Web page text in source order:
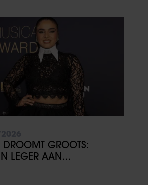
GROOTS:
LEGER AAN